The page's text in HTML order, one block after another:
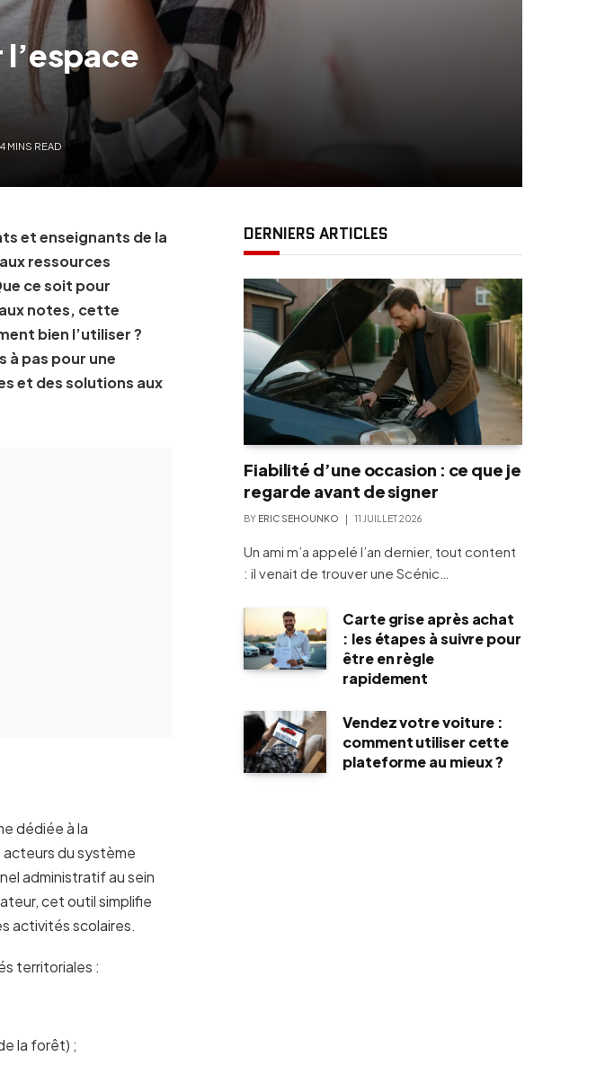
4 MINS READ
et enseignants de la
ressources
ce soit pour
notes, cette
bien l’utiliser ?
à pas pour une
et des solutions aux
dédiée à la
acteurs du système
administratif au sein
cet outil simplifie
activités scolaires.
territoriales :
la forêt) ;
DERNIERS ARTICLES
Fiabilité d’une occasion : ce que je
regarde avant de signer
BY ERIC SEHOUNKO 11 JUILLET 2026
Un ami m’a appelé l’an dernier, tout content
: il venait de trouver une Scénic…
Carte grise après achat
: les étapes à suivre pour
être en règle
rapidement
Vendez votre voiture :
comment utiliser cette
plateforme au mieux ?